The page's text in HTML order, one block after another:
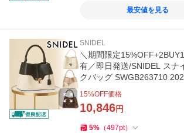
最安値を見る
SNIDEL
＼期間限定
有／即日発送/SNIDEL スナイデル パ
クバッグ SWGB263710 2026春夏 キャンセル
15%OFF価格
10,846円
5% （497pt）